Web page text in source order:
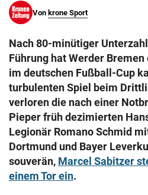
search
eingeben
Muthgasse 2, 1190 Wien
Von krone Sport
Nach 80-minütiger
Führung hat Werder
im deutschen Fußball-Cup
turbulenten Spiel beim
verloren die nach einer
Pieper früh dezimierten
Legionär Romano Schmid
Dortmund und Bayer
souverän, Marcel Sabitzer
einem Tor ein.